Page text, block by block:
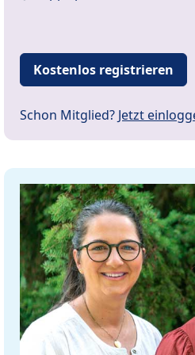
Kostenlos registrieren
Schon Mitglied? Jetzt